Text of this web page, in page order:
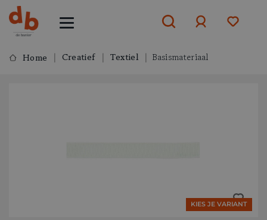
Home Creatief Textiel Basismateriaal
KIES JE VARIANT